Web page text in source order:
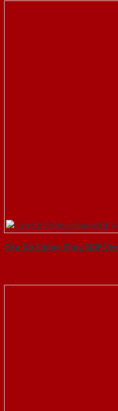
Cửa Gỗ Chống Cháy MDF